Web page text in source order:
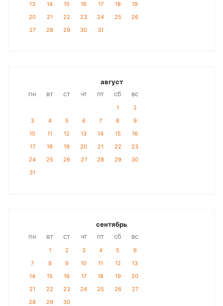
13
14 15 16 17 18
19
20
21 22 23 24 25
26
27
28 29 30 31
август
пн
вт ст чт пт сб вс
1
2
3
4 5 6 7 8
9
10
11 12 13 14 15
16
17
18 19 20 21 22
23
24
25 26 27 28 29
30
31
сентябрь
пн
вт ст чт пт сб вс
1 2 3 4 5
6
7
8 9 10 11 12
13
14
15 16 17 18 19
20
21
22 23 24 25 26
27
28
29 30